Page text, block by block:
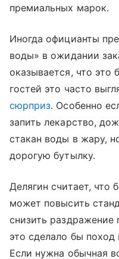
премиальных марок.
Иногда официанты
воды» в ожидании
оказывается, что это
гостей это часто
сюрприз. Особенно
запить лекарство,
стакан воды в жару,
дорогую бутылку.
Делягин считает, что
может повысить
снизить раздражение
это сделало бы
Если нужна обычная